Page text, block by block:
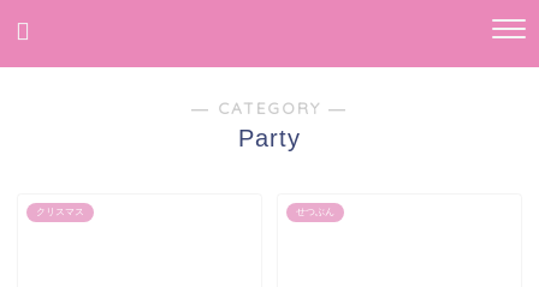
― CATEGORY ―
Party
クリスマス せつぶん